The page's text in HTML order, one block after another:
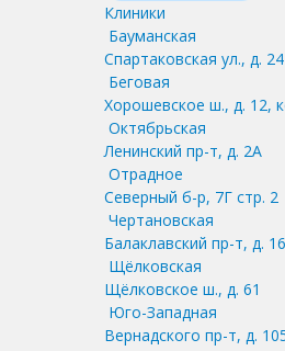
Клиники
Бауманская
Спартаковская ул., д. 24
Беговая
Хорошевское ш., д. 12,
Октябрьская
Ленинский пр-т, д. 2А
Отрадное
Северный б-р, 7Г стр. 2
Чертановская
Балаклавский пр-т, д. 16
Щёлковская
Щёлковское ш., д. 61
Юго-Западная
Вернадского пр-т, д.